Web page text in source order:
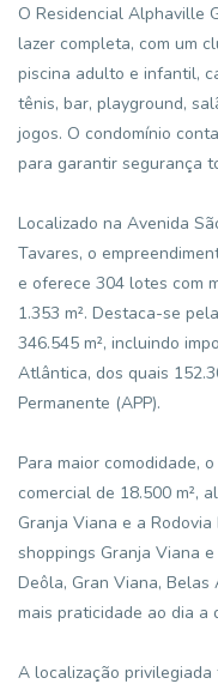
O Residencial Alphaville
lazer completa, com um
piscina adulto e infantil,
tênis, bar, playground,
jogos. O condomínio
para garantir segurança
Localizado na Avenida
Tavares, o
e oferece 304 lotes com
1.353 m². Destaca-se
346.545 m², incluindo
Atlântica, dos quais
Permanente (APP).
Para maior comodidade,
comercial de 18.500 m²,
Granja Viana e a
shoppings Granja Viana
Deôla, Gran Viana,
mais praticidade ao dia a
A localização